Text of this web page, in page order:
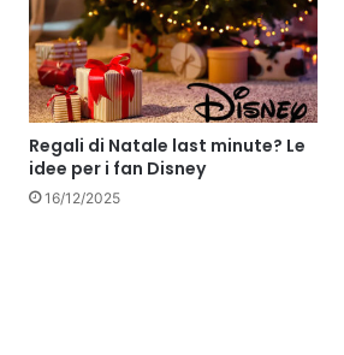
Regali di Natale last minute? Le
idee per i fan Disney
16/12/2025